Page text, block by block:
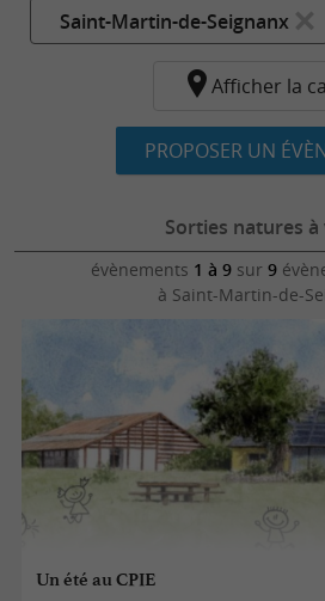
Saint-Martin-de-Seignanx
Afficher la
PROPOSER UN
Sorties natures
évènements 1 à 9sur 9
à Saint-Martin-de-
Un été au CPIE